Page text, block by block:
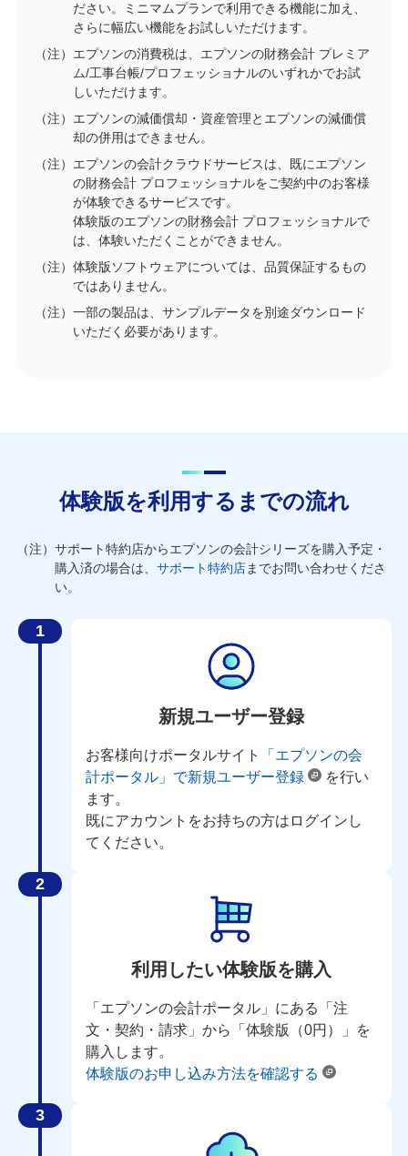
ださい。ミニマムプランで利用できる機能に加え、
さらに幅広い機能をお試しいただけます。
（注）エプソンの消費税は、エプソンの財務会計 プレミア
ム/工事台帳/プロフェッショナルのいずれかでお試
しいただけます。
（注）エプソンの減価償却・資産管理とエプソンの減価償
却の併用はできません。
（注）エプソンの会計クラウドサービスは、既にエプソン
の財務会計 プロフェッショナルをご契約中のお客様
が体験できるサービスです。
体験版のエプソンの財務会計 プロフェッショナルで
は、体験いただくことができません。
（注）体験版ソフトウェアについては、品質保証するもの
ではありません。
（注）一部の製品は、サンプルデータを別途ダウンロード
いただく必要があります。
体験版を利用するまでの流れ
（注）サポート特約店からエプソンの会計シリーズを購入予定・
購入済の場合は、サポート特約店までお問い合わせくださ
い。
新規ユーザー登録
お客様向けポータルサイト
「エプソンの会
計ポータル」で新規ユーザー登録
を行い
ます。
既にアカウントをお持ちの方はログインし
てください。
利用したい体験版を購入
「エプソンの会計ポータル」にある「注
文・契約・請求」から「体験版（0円）」を
購入します。
体験版のお申し込み方法を確認する